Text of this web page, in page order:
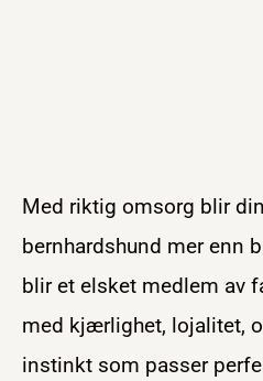
Med riktig omsorg blir
bernhardshund mer enn
blir et elsket medlem av
med kjærlighet, lojalitet,
instinkt som passer